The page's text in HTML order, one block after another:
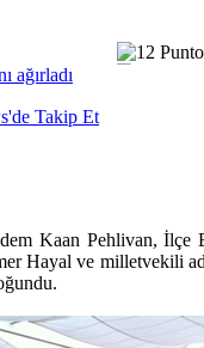
ağırladı
Kaan Pehlivan, İlçe
Hayal ve milletvekili